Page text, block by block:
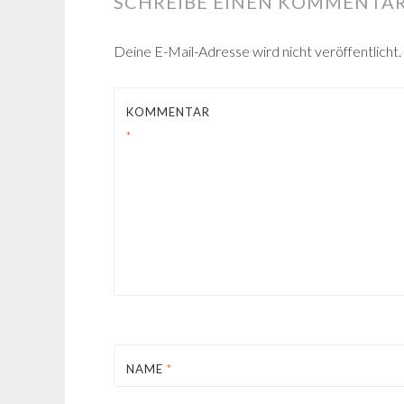
Deine E-Mail-Adresse wird nicht veröffentlicht.
KOMMENTAR
*
NAME *